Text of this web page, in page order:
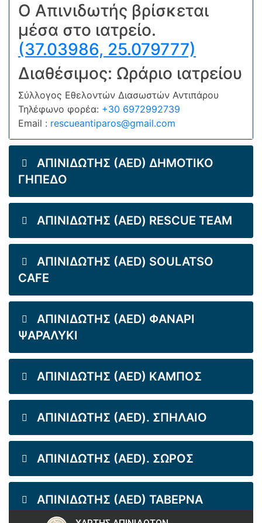
Ο Απινιδωτής βρίσκεται
μέσα στο ιατρείο.
(37.03986, 25.079777)
Διαθέσιμος: Ωράριο ιατρείου
Σύλλογος Εθελοντών Διασωστών Αντιπάρου
Τηλέφωνο φορέα: +30 6972992739
Email : rescueantiparos@gmail.com
ΑΠΙΝΙΔΩΤΗΣ (AED) ΔΗΜΟΤΙΚΟ
ΓΗΠΕΔΟ
ΑΠΙΝΙΔΩΤΗΣ (AED) RESCUE TEAM
ΑΠΙΝΙΔΩΤΗΣ (AED) SOULATSO
CAFE
ΑΠΙΝΙΔΩΤΗΣ (AED) ΦΑΝΑΡΙ
ΨΑΡΑΛΥΚΙ
ΑΠΙΝΙΔΩΤΗΣ (AED) ΚΑΜΠΟΣ
ΑΠΙΝΙΔΩΤΗΣ (AED). ΣΠΗΛΑΙΟ
ΑΠΙΝΙΔΩΤΗΣ (AED). ΣΩΡΟΣ
ΑΠΙΝΙΔΩΤΗΣ (AED) ΤΑΒΕΡΝΑ
ΜΠΑΚΑΣ